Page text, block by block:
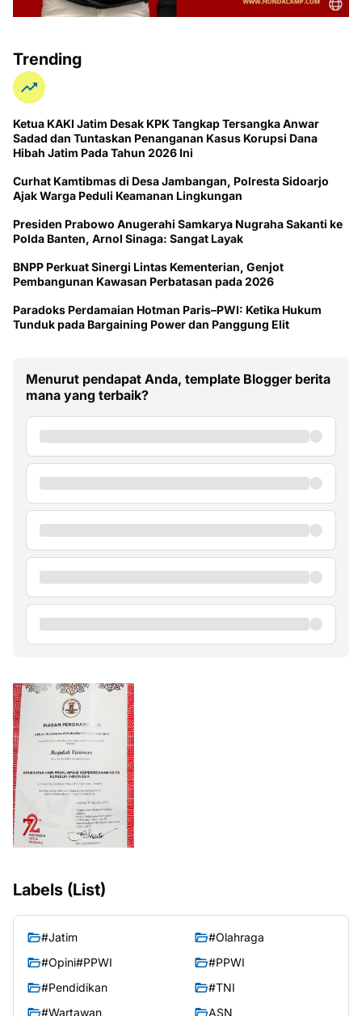
Trending
Ketua KAKI Jatim Desak KPK Tangkap Tersangka Anwar
Sadad dan Tuntaskan Penanganan Kasus Korupsi Dana
Hibah Jatim Pada Tahun 2026 Ini
Curhat Kamtibmas di Desa Jambangan, Polresta Sidoarjo
Ajak Warga Peduli Keamanan Lingkungan
Presiden Prabowo Anugerahi Samkarya Nugraha Sakanti ke
Polda Banten, Arnol Sinaga: Sangat Layak
BNPP Perkuat Sinergi Lintas Kementerian, Genjot
Pembangunan Kawasan Perbatasan pada 2026
Paradoks Perdamaian Hotman Paris–PWI: Ketika Hukum
Tunduk pada Bargaining Power dan Panggung Elit
Menurut pendapat Anda, template Blogger berita
mana yang terbaik?
Labels (List)
#Jatim
#Olahraga
#Opini#PPWI
#PPWI
#Pendidikan
#TNI
#Wartawan
ASN